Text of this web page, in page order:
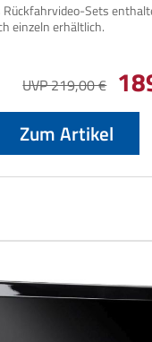
Rückfahrvideo-Sets
UVP 219,00 €
Zum Artikel